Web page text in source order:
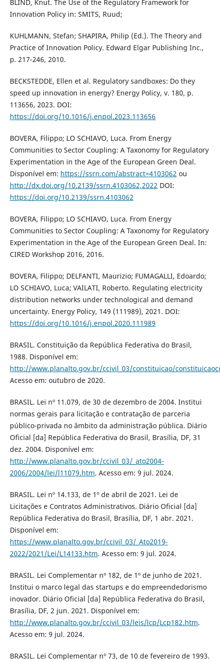
BLIND, Knut. The Use of the Regulatory Framework for
Innovation Policy in: SMITS, Ruud;
KUHLMANN, Stefan; SHAPIRA, Philip (Ed.). The Theory and
Practice of Innovation Policy. Edward Elgar Publishing Inc.,
p. 217-246, 2010.
BECKSTEDDE, Ellen et al. Regulatory sandboxes: Do they
speed up innovation in energy? Energy Policy, v. 180, p.
113656, 2023. DOI:
https://doi.org/10.1016/j.enpol.2023.113656
BOVERA, Filippo; LO SCHIAVO, Luca. From Energy
Communities to Sector Coupling: A Taxonomy for Regulatory
Experimentation in the Age of the European Green Deal.
Disponível em: https://ssrn.com/abstract=4103062 ou
http://dx.doi.org/10.2139/ssrn.4103062,2022 DOI:
https://doi.org/10.2139/ssrn.4103062
BOVERA, Filippo; LO SCHIAVO, Luca. From Energy
Communities to Sector Coupling: A Taxonomy for Regulatory
Experimentation in the Age of the European Green Deal. In:
CIRED Workshop 2016, 2016.
BOVERA, Filippo; DELFANTI, Maurizio; FUMAGALLI, Edoardo;
LO SCHIAVO, Luca; VAILATI, Roberto. Regulating electricity
distribution networks under technological and demand
uncertainty. Energy Policy, 149 (111989), 2021. DOI:
https://doi.org/10.1016/j.enpol.2020.111989
BRASIL. Constituição da República Federativa do Brasil,
1988. Disponível em:
http://www.planalto.gov.br/ccivil_03/constituicao/
Acesso em: outubro de 2020.
BRASIL. Lei nº 11.079, de 30 de dezembro de 2004. Institui
normas gerais para licitação e contratação de parceria
público-privada no âmbito da administração pública. Diário
Oficial [da] República Federativa do Brasil, Brasília, DF, 31
dez. 2004. Disponível em:
http://www.planalto.gov.br/ccivil_03/_ato2004-
2006/2004/lei/l11079.htm. Acesso em: 9 jul. 2024.
BRASIL. Lei nº 14.133, de 1º de abril de 2021. Lei de
Licitações e Contratos Administrativos. Diário Oficial [da]
República Federativa do Brasil, Brasília, DF, 1 abr. 2021.
Disponível em:
https://www.planalto.gov.br/ccivil_03/_Ato2019-
2022/2021/Lei/L14133.htm. Acesso em: 9 jul. 2024.
BRASIL. Lei Complementar nº 182, de 1º de junho de 2021.
Institui o marco legal das startups e do empreendedorismo
inovador. Diário Oficial [da] República Federativa do Brasil,
Brasília, DF, 2 jun. 2021. Disponível em:
http://www.planalto.gov.br/ccivil_03/leis/lcp/Lcp182.htm.
Acesso em: 9 jul. 2024.
BRASIL. Lei Complementar nº 73, de 10 de fevereiro de 1993.